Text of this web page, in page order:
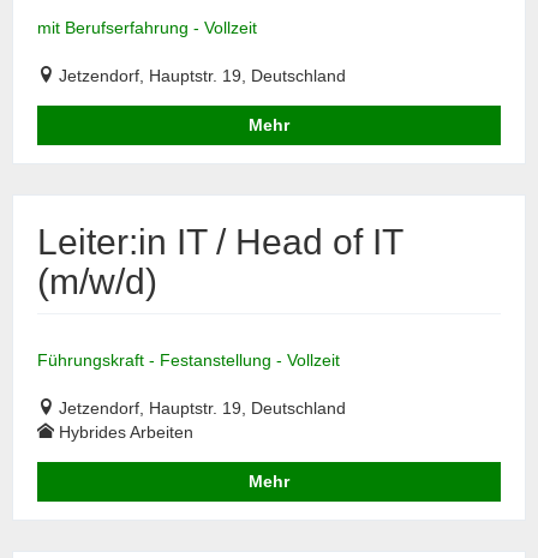
mit Berufserfahrung - Vollzeit
Jetzendorf, Hauptstr. 19, Deutschland
Mehr
Leiter:in IT / Head of IT
(m/w/d)
Führungskraft - Festanstellung - Vollzeit
Jetzendorf, Hauptstr. 19, Deutschland
Hybrides Arbeiten
Mehr